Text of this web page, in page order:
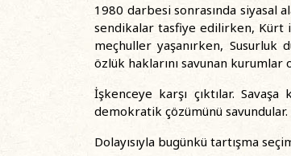
1980 darbesi sonrasında siyasal
sendikalar tasfiye edilirken, Kürt
meçhuller yaşanırken,
özlük haklarını savunan kurumlar
İşkenceye karşı çıktılar. Savaşa
demokratik çözümünü
Dolayısıyla bugünkü tartışma